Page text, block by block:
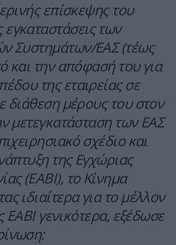
επίσκεψης του
των
Συστημάτων/ΕΑΣ (τέως
και την απόφασή του για
της εταιρείας σε
διάθεση μέρους του στον
μετεγκατάσταση των ΕΑΣ
σχέδιο και
της Εγχώριας
(ΕΑΒΙ), το Κίνημα
ιδιαίτερα για το μέλλον
ΕΑΒΙ γενικότερα, εξέδωσε